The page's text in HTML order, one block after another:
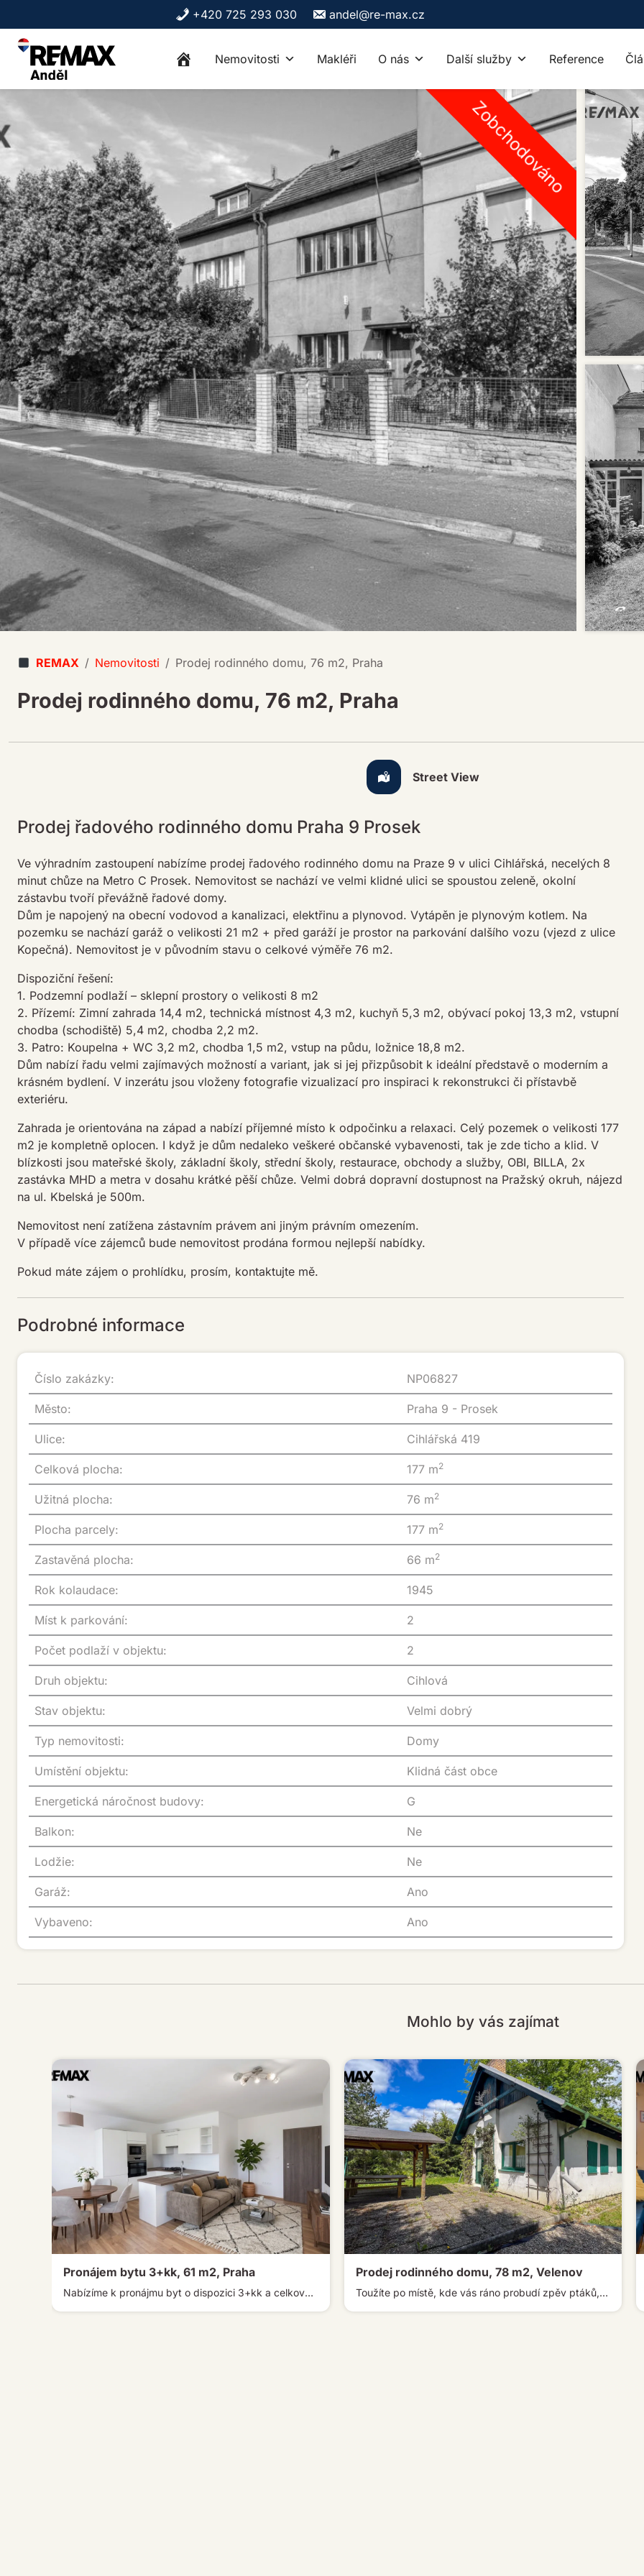
+420 725 293 030 andel@re-max.cz
Nemovitosti Makléři O nás Další služby Reference
Zobchodováno
REMAX Nemovitosti Prodej rodinného domu, 76 m2, Praha
Prodej rodinného domu, 76 m2, Praha
Street View
Prodej řadového rodinného domu Praha 9 Prosek
Ve výhradním zastoupení nabízíme prodej řadového rodinného domu na Praze 9 v ulici Cihlářská, necelých 8
minut chůze na Metro C Prosek. Nemovitost se nachází ve velmi klidné ulici se spoustou zeleně, okolní
zástavbu tvoří převážně řadové domy.
Dům je napojený na obecní vodovod a kanalizaci, elektřinu a plynovod. Vytápěn je plynovým kotlem. Na
pozemku se nachází garáž o velikosti 21 m2 + před garáží je prostor na parkování dalšího vozu (vjezd z ulice
Kopečná). Nemovitost je v původním stavu o celkové výměře 76 m2.
Dispoziční řešení:
1. Podzemní podlaží – sklepní prostory o velikosti 8 m2
2. Přízemí: Zimní zahrada 14,4 m2, technická místnost 4,3 m2, kuchyň 5,3 m2, obývací pokoj 13,3 m2, vstupní
chodba (schodiště) 5,4 m2, chodba 2,2 m2.
3. Patro: Koupelna + WC 3,2 m2, chodba 1,5 m2, vstup na půdu, ložnice 18,8 m2.
Dům nabízí řadu velmi zajímavých možností a variant, jak si jej přizpůsobit k ideální představě o moderním a
krásném bydlení. V inzerátu jsou vloženy fotografie vizualizací pro inspiraci k rekonstrukci či přístavbě
exteriéru.
Zahrada je orientována na západ a nabízí příjemné místo k odpočinku a relaxaci. Celý pozemek o velikosti 177
m2 je kompletně oplocen. I když je dům nedaleko veškeré občanské vybavenosti, tak je zde ticho a klid. V
blízkosti jsou mateřské školy, základní školy, střední školy, restaurace, obchody a služby, OBI, BILLA, 2x
zastávka MHD a metra v dosahu krátké pěší chůze. Velmi dobrá dopravní dostupnost na Pražský okruh, nájezd
na ul. Kbelská je 500m.
Nemovitost není zatížena zástavním právem ani jiným právním omezením.
V případě více zájemců bude nemovitost prodána formou nejlepší nabídky.
Pokud máte zájem o prohlídku, prosím, kontaktujte mě.
Podrobné informace
Číslo zakázky: NP06827
Město: Praha 9 - Prosek
Ulice: Cihlářská 419
Celková plocha: 177 m2
Užitná plocha: 76 m2
Plocha parcely: 177 m2
Zastavěná plocha: 66 m2
Rok kolaudace: 1945
Míst k parkování: 2
Počet podlaží v objektu: 2
Druh objektu: Cihlová
Stav objektu: Velmi dobrý
Typ nemovitosti: Domy
Umístění objektu: Klidná část obce
Energetická náročnost budovy: G
Balkon: Ne
Lodžie: Ne
Garáž: Ano
Vybaveno: Ano
Mohlo by vás zajímat
Pronájem bytu 3+kk, 61 m2, Praha
Nabízíme k pronájmu byt o dispozici 3+kk a celkové ploše 67 m² v ulici Hvězdová, jen 4 minuty chůze od […]
Prodej rodinného domu, 78 m2, Velenov
Toužíte po místě, kde vás ráno probudí zpěv ptáků, vůně lesa a klid okolní přírody? Právě takovou atmosféru nabízí tato […]